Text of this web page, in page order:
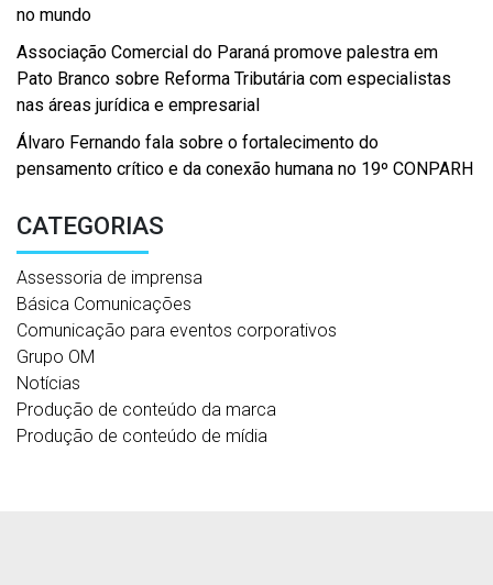
no mundo
Associação Comercial do Paraná promove palestra em
Pato Branco sobre Reforma Tributária com especialistas
nas áreas jurídica e empresarial
Álvaro Fernando fala sobre o fortalecimento do
pensamento crítico e da conexão humana no 19º CONPARH
CATEGORIAS
Assessoria de imprensa
Básica Comunicações
Comunicação para eventos corporativos
Grupo OM
Notícias
Produção de conteúdo da marca
Produção de conteúdo de mídia